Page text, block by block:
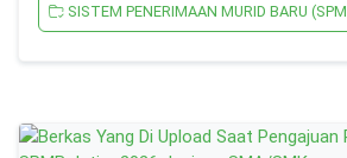
SISTEM PENERIMAAN MURID BARU